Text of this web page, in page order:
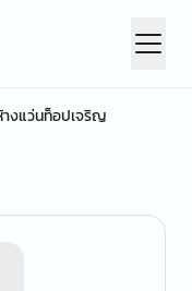
างแว่นท็อปเจริญ